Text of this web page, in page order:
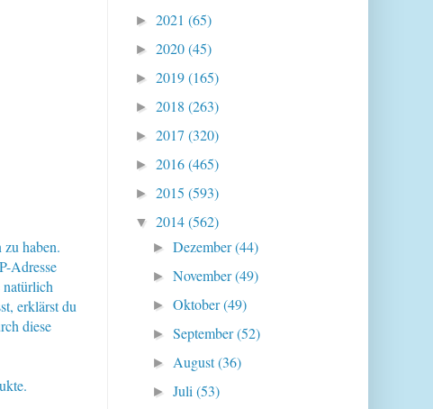
haben.
Adresse
erklärst du
diese
► 2021 (65)
► 2020(45)
► 2019(165)
► 2018 (263)
► 2017 (320)
► 2016(465)
► 2015 (593)
▼ 2014(562)
►Dezember(44)
►November(49)
►Oktober(49)
►September(52)
► August(36)
►Juli(53)